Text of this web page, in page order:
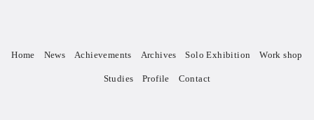
Home News Achievements Archives Solo Exhibition Work shop
Studies Profile Contact